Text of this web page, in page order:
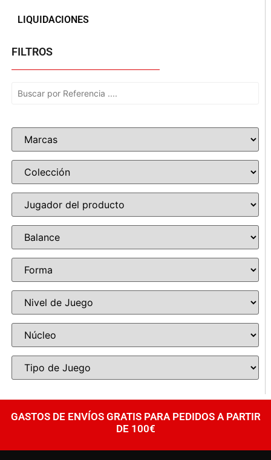
LIQUIDACIONES
FILTROS
GASTOS DE ENVÍOS GRATIS PARA PEDIDOS A PARTIR
DE 100€